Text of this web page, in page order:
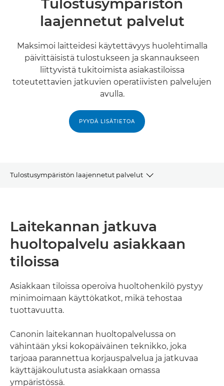
Tulostusympäristön
laajennetut palvelut
Maksimoi laitteidesi käytettävyys huolehtimalla
päivittäisistä tulostukseen ja skannaukseen
liittyvistä tukitoimista asiakastiloissa
toteutettavien jatkuvien operatiivisten palvelujen
avulla.
PYYDÄ LISÄTIETOA
Tulostusympäristön laajennetut palvelut
Laitekantapalvelut
Tukipalvelu
Muut palvelut
Laitekannan jatkuva
huoltopalvelu asiakkaan
tiloissa
Asiakkaan tiloissa operoiva huoltohenkilö pystyy
minimoimaan käyttökatkot, mikä tehostaa
tuottavuutta.
Canonin laitekannan huoltopalvelussa on
vähintään yksi kokopäiväinen teknikko, joka
tarjoaa parannettua korjauspalvelua ja jatkuvaa
käyttäjäkoulutusta asiakkaan omassa
ympäristössä.